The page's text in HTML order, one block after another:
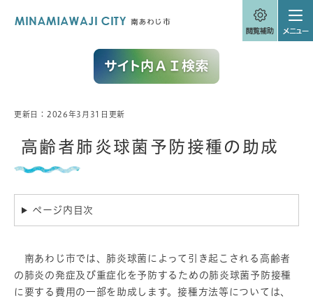
本
更新日：2026年3月31日更新
高齢者肺炎球菌予防接種の助成
ページ内目次
南あわじ市では、肺炎球菌によって引き起こされる高齢者
の肺炎の発症及び重症化を予防するための肺炎球菌予防接種
に要する費用の一部を助成します。接種方法等については、